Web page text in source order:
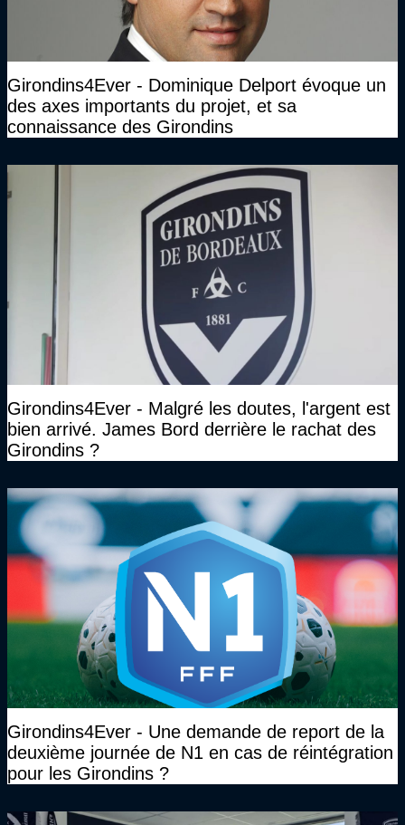
Girondins4Ever - Dominique Delport évoque un
des axes importants du projet, et sa
connaissance des Girondins
Girondins4Ever - Malgré les doutes, l'argent est
bien arrivé. James Bord derrière le rachat des
Girondins ?
Girondins4Ever - Une demande de report de la
deuxième journée de N1 en cas de réintégration
pour les Girondins ?